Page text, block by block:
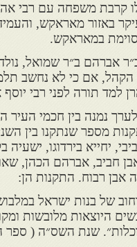
קרבת משפחה עם רבי
באזור מאראקש,
במאראקש.
הקהל, אם כי לא נחשב
למד תורה לפני רבי יוסף
בשנת השס״ד 1604 לערך נמנה בין
יחייא בירדוגו,
חביב, אברהם הכהן,
אבן רבוח. התקנות הן:
של בנות ישראל
היוצאות מלובשות
וכלות״. שנת השס״ה ( ספר